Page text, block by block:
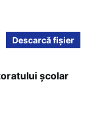
Descarcă fișier
școlar